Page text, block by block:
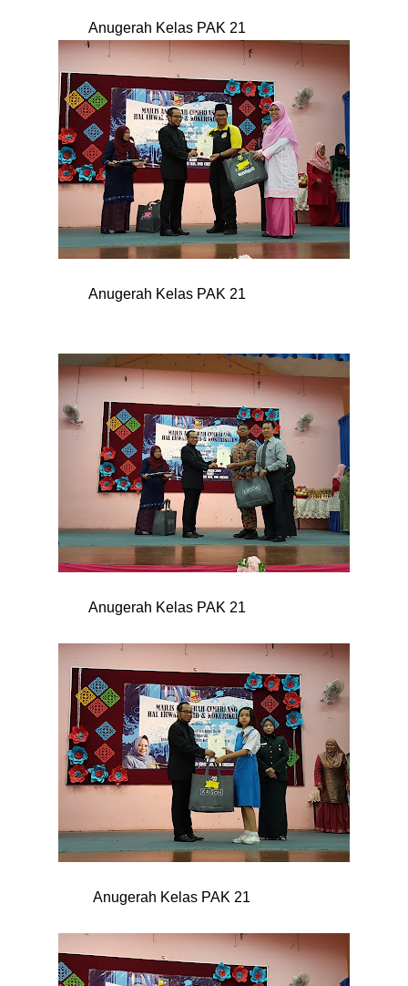
Anugerah Kelas PAK 21
Anugerah Kelas PAK 21
Anugerah Kelas PAK 21
Anugerah Kelas PAK 21